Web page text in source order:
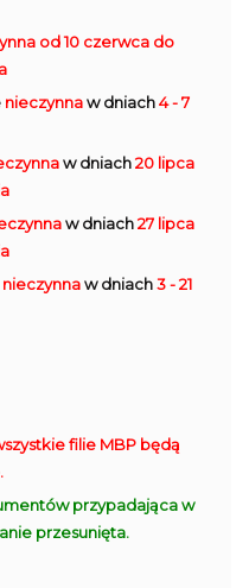
od 10 czerwca do
nieczynnaw dniach4 - 7
w dniach20 lipca
w dniach27 lipca
nieczynnaw dniach3 - 21
filie MBP będą
przypadająca w
przesunięta.